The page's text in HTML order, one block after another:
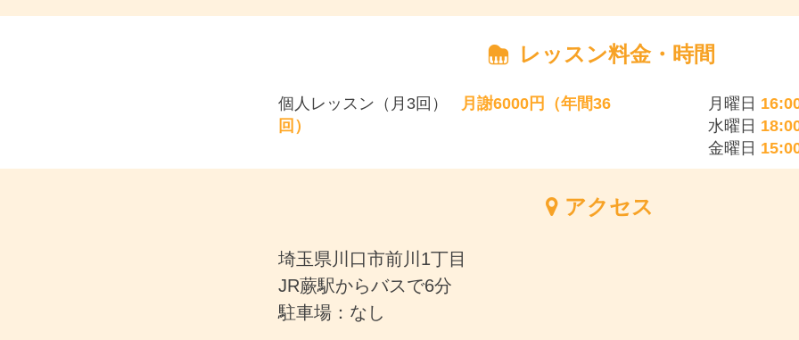
レッスン料金・時間
個人レッスン（月3回） 月謝6000円（年間36
回）
月曜日
水曜日
金曜日
アクセス
埼玉県川口市前川1丁目
JR蕨駅からバスで6分
駐車場：なし